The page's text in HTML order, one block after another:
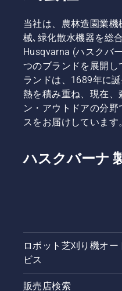
当社は、農林造園業
械､緑化散水機器を総
Husqvarna (ハスクバ
つのブランドを展開
ランドは、1689年に
熱を積み重ね、現在
ン・アウトドアの分
スをお届けしています。
ハスクバーナ
ロボット芝刈り機オ
ビス
販売店検索